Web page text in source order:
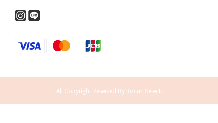
All Copyright Reserved By Bocan Select.